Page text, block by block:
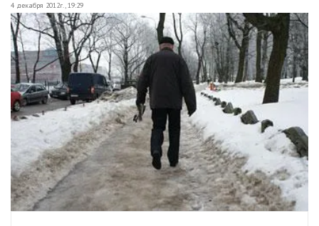
4 декабря 2012г., 19:29